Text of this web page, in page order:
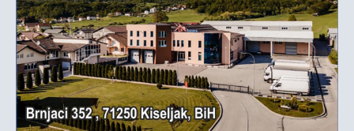
Kultura
Crna
kronika
Politika